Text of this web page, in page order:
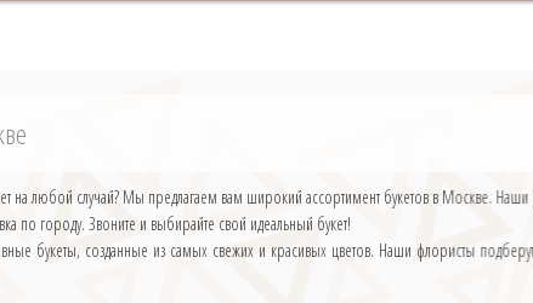
на любой случай? Мы предлагаем вам широкий ассортимент букетов в Москве.
по городу. Звоните и выбирайте свой идеальный букет!
букеты, созданные из самых свежих и красивых цветов. Наши флористы